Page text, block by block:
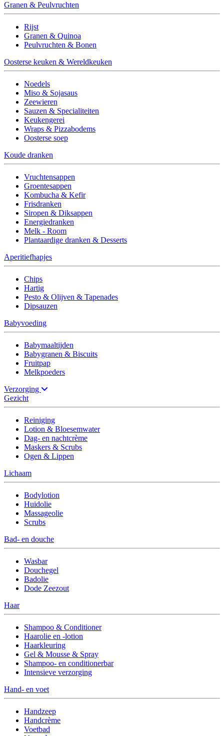
Granen & Peulvruchten
Rijst
Granen & Quinoa
Peulvruchten & Bonen
Oosterse keuken & Wereldkeuken
Noedels
Miso & Sojasaus
Zeewieren
Sauzen & Specialiteiten
Keukengerei
Wraps & Pizzabodems
Oosterse soep
Koude dranken
Vruchtensappen
Groentesappen
Kombucha & Kefir
Frisdranken
Siropen & Diksappen
Energiedranken
Melk - Room
Plantaardige dranken & Desserts
Aperitiefhapjes
Chips
Hartig
Pesto & Olijven & Tapenades
Dipsauzen
Babyvoeding
Babymaaltijden
Babygranen & Biscuits
Fruitpap
Melkpoeders
Verzorging
Gezicht
Reiniging
Lotion & Bloesemwater
Dag- en nachtcrème
Maskers & Scrubs
Ogen & Lippen
Lichaam
Bodylotion
Huidolie
Massageolie
Scrubs
Bad- en douche
Wasbar
Douchegel
Badolie
Dode Zeezout
Haar
Shampoo & Conditioner
Haarolie en -lotion
Haarkleuring
Gel & Mousse & Spray
Shampoo- en conditionerbar
Intensieve verzorging
Hand- en voet
Handzeep
Handcrème
Voetbad